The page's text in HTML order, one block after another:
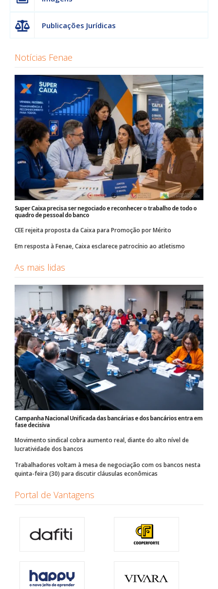
Publicações Jurídicas
Notícias Fenae
Super Caixa precisa ser negociado e reconhecer o trabalho de todo o
quadro de pessoal do banco
CEE rejeita proposta da Caixa para Promoção por Mérito
Em resposta à Fenae, Caixa esclarece patrocínio ao atletismo
As mais lidas
Campanha Nacional Unificada das bancárias e dos bancários entra em
fase decisiva
Movimento sindical cobra aumento real, diante do alto nível de
lucratividade dos bancos
Trabalhadores voltam à mesa de negociação com os bancos nesta
quinta-feira (30) para discutir cláusulas econômicas
Portal de Vantagens